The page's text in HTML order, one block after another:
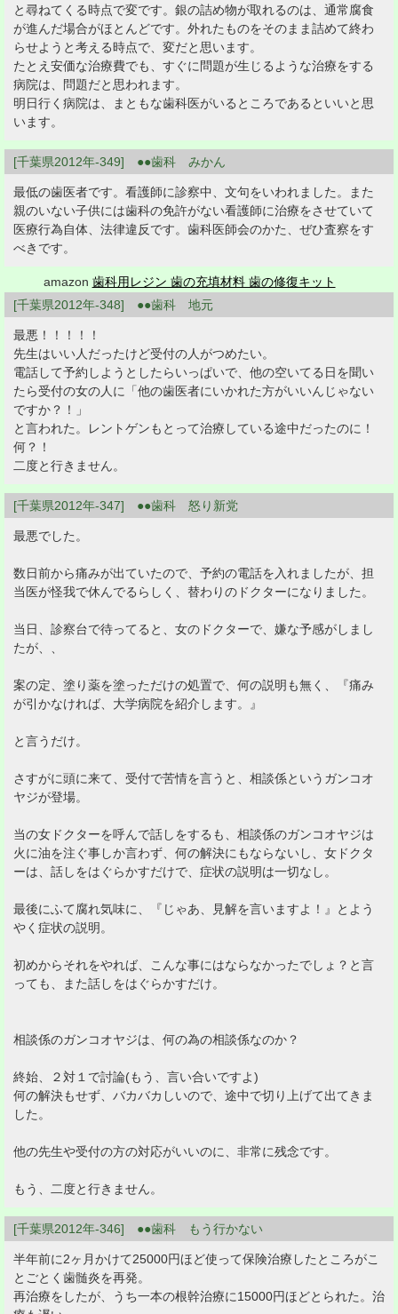
と尋ねてくる時点で変です。銀の詰め物が取れるのは、通常腐食
が進んだ場合がほとんどです。外れたものをそのまま詰めて終わ
らせようと考える時点で、変だと思います。
たとえ安価な治療費でも、すぐに問題が生じるような治療をする
病院は、問題だと思われます。
明日行く病院は、まともな歯科医がいるところであるといいと思
います。
[千葉県2012年-349] ●●歯科 みかん
最低の歯医者です。看護師に診察中、文句をいわれました。また
親のいない子供には歯科の免許がない看護師に治療をさせていて
医療行為自体、法律違反です。歯科医師会のかた、ぜひ査察をす
べきです。
amazon 歯科用レジン 歯の充填材料 歯の修復キット
[千葉県2012年-348] ●●歯科 地元
最悪！！！！！
先生はいい人だったけど受付の人がつめたい。
電話して予約しようとしたらいっぱいで、他の空いてる日を聞い
たら受付の女の人に「他の歯医者にいかれた方がいいんじゃない
ですか？！」
と言われた。レントゲンもとって治療している途中だったのに！
何？！
二度と行きません。
[千葉県2012年-347] ●●歯科 怒り新党
最悪でした。
数日前から痛みが出ていたので、予約の電話を入れましたが、担
当医が怪我で休んでるらしく、替わりのドクターになりました。
当日、診察台で待ってると、女のドクターで、嫌な予感がしまし
たが、、
案の定、塗り薬を塗っただけの処置で、何の説明も無く、『痛み
が引かなければ、大学病院を紹介します。』
と言うだけ。
さすがに頭に来て、受付で苦情を言うと、相談係というガンコオ
ヤジが登場。
当の女ドクターを呼んで話しをするも、相談係のガンコオヤジは
火に油を注ぐ事しか言わず、何の解決にもならないし、女ドクタ
ーは、話しをはぐらかすだけで、症状の説明は一切なし。
最後にふて腐れ気味に、『じゃあ、見解を言いますよ！』とよう
やく症状の説明。
初めからそれをやれば、こんな事にはならなかったでしょ？と言
っても、また話しをはぐらかすだけ。
相談係のガンコオヤジは、何の為の相談係なのか？
終始、２対１で討論(もう、言い合いですよ)
何の解決もせず、バカバカしいので、途中で切り上げて出てきま
した。
他の先生や受付の方の対応がいいのに、非常に残念です。
もう、二度と行きません。
[千葉県2012年-346] ●●歯科 もう行かない
半年前に2ヶ月かけて25000円ほど使って保険治療したところがこ
とごとく歯髄炎を再発。
再治療をしたが、うち一本の根幹治療に15000円ほどとられた。治